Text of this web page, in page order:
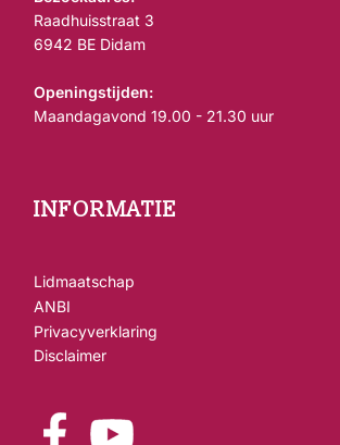
Raadhuisstraat 3
6942 BE Didam
Openingstijden:
Maandagavond 19.00 - 21.30 uur
INFORMATIE
Lidmaatschap
ANBI
Privacyverklaring
Disclaimer